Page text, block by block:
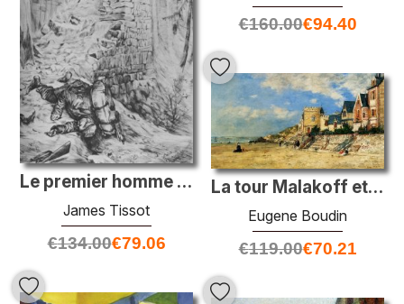
€160.00€94.40
Le premier homme que j'ai vu
James Tissot
€134.00€79.06
La tour Malakoff et la rive Trouville
Eugene Boudin
€119.00€70.21